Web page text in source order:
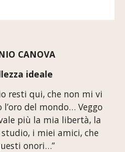
CANOVA
ideale
del mondo… Veggo
più la mia libertà, la
i miei amici, che
onori…”